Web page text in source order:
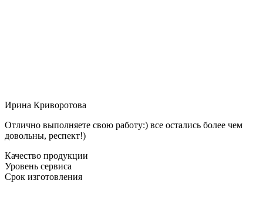
Ирина Криворотова
Отлично выполняете свою работу:) все остались более чем
довольны, респект!)
Качество продукции
Уровень сервиса
Срок изготовления